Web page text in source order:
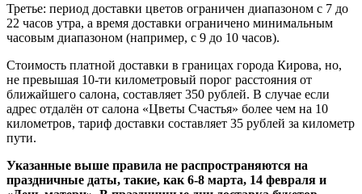
Третье: период доставки цветов ограничен диапазоном с 7 до
22 часов утра, а время доставки ограничено минимальным
часовым диапазоном (например, с 9 до 10 часов).
Стоимость платной доставки в границах города Кирова, но,
не превышая 10-ти километровый порог расстояния от
ближайшего салона, составляет 350 рублей. В случае если
адрес отдалён от салона «Цветы Счастья» более чем на 10
километров, тариф доставки составляет 35 рублей за километр
пути.
Указанные выше правила не распространяются на
праздничные даты, такие, как 6-8 марта, 14 февраля и